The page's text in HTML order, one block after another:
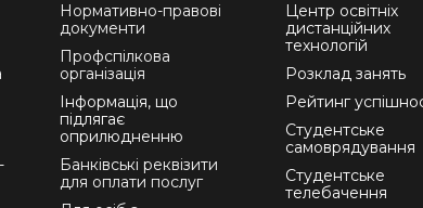
Нормативно-правові
документи
Профспілкова
організація
Інформація, що
підлягає
оприлюдненню
Банківські реквізити
для оплати послуг
Центр освітніх
дистанційних
технологій
Розклад занять
Рейтинг
Студентське
самоврядування
Студентське
телебачення